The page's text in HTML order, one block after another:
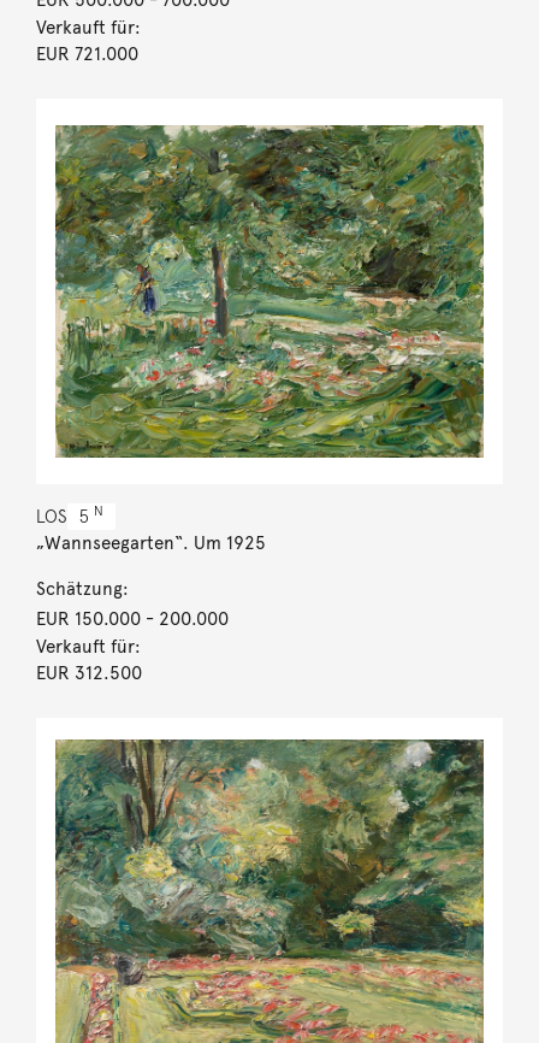
Verkauft für:
EUR 721.000
LOS 5 N
„Wannseegarten“. Um 1925
Schätzung:
EUR 150.000- 200.000
Verkauft für:
EUR 312.500